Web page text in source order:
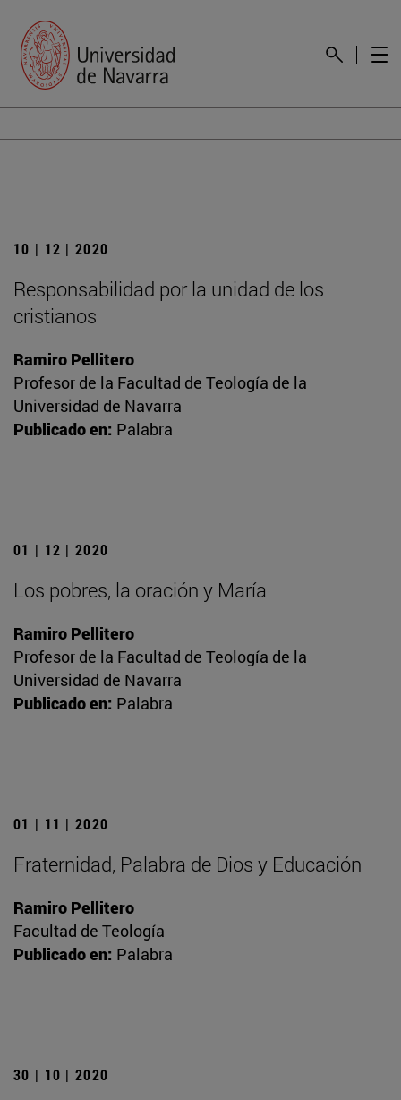
10 | 12 | 2020
Responsabilidad por la unidad de los
cristianos
Ramiro Pellitero
Profesor de la Facultad de Teología de la
Universidad de Navarra
Publicado en: Palabra
01 | 12 | 2020
Los pobres, la oración y María
Ramiro Pellitero
Profesor de la Facultad de Teología de la
Universidad de Navarra
Publicado en: Palabra
01 | 11 | 2020
Fraternidad, Palabra de Dios y Educación
Ramiro Pellitero
Facultad de Teología
Publicado en: Palabra
30 | 10 | 2020